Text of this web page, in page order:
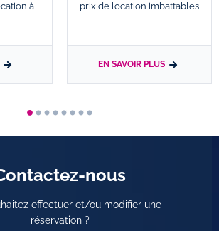
à
prix de location imbattables
EN SAVOIR PLUS
nous
effectuer et/ou modifier une
réservation ?